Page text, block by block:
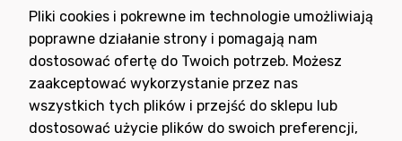
Wyrażam zgodę na otrzymywanie newslettera z inspiracjami,
nowościami i promocjami.
Pliki cookies i pokrewne im technologie umożliwiają
poprawne działanie strony i pomagają nam
dostosować ofertę do Twoich potrzeb. Możesz
zaakceptować wykorzystanie przez nas
wszystkich tych plików i przejść do sklepu lub
dostosować użycie plików do swoich preferencji,